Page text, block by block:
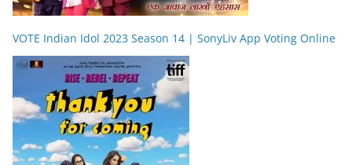
VOTE Indian Idol 2023 Season 14 | SonyLiv App Voting Online